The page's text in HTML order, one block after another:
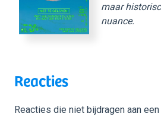
maar
nuance.
Reacties
Reacties die niet bijdragen aan